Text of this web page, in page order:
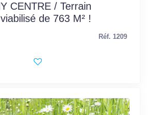
CENTRE / Terrain
de 763 M² !
Réf. 1209